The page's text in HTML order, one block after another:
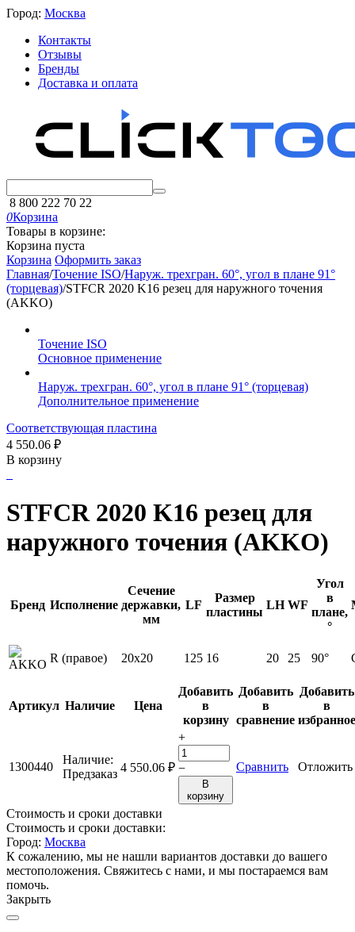
Город: Москва
Контакты
Отзывы
Бренды
Доставка и оплата
8 800 222 70 22
0Корзина
Товары в корзине:
Корзина пуста
Корзина Оформить заказ
Главная/Точение ISO/Наруж. трехгран. 60°, угол в плане 91°
(торцевая)/STFCR 2020 K16 резец для наружного точения
(AKKO)
Точение ISO
Основное применение
Наруж. трехгран. 60°, угол в плане 91° (торцевая)
Дополнительное применение
Соответствующая пластина
4 550.06 ₽
В корзину
STFCR 2020 K16 резец для
наружного точения (AKKO)
Бренд Исполнение
Сечение
державки,
мм
LF
Размер
пластины
LH WF
Угол
в
плане,
°
R (правое) 20x20 125 16 20 25 90°
Артикул Наличие Цена
Добавить
в
корзину
Добавить
в
сравнение
Добавить
в
избранное
1300440
Наличие:
Предзаказ 4 550.06 ₽
+
−
В
корзину
Сравнить Отложить
Стоимость и сроки доставки
Стоимость и сроки доставки:
Город: Москва
К сожалению, мы не нашли вариантов доставки до вашего
местоположения. Свяжитесь с нами, и мы постараемся вам
помочь.
Закрыть